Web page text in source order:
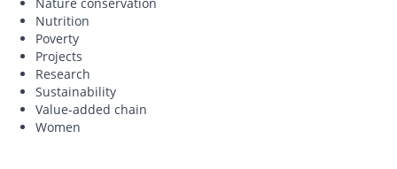
Nature conservation
Nutrition
Poverty
Projects
Research
Sustainability
Value-added chain
Women